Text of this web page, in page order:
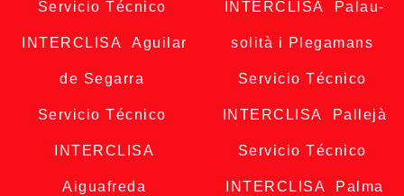
Servicio Técnico
INTERCLISA Aguilar
de Segarra
Servicio Técnico
INTERCLISA
Aiguafreda
INTERCLISA Palau-
solità i Plegamans
Servicio Técnico
INTERCLISA Pallejà
Servicio Técnico
INTERCLISA Palma